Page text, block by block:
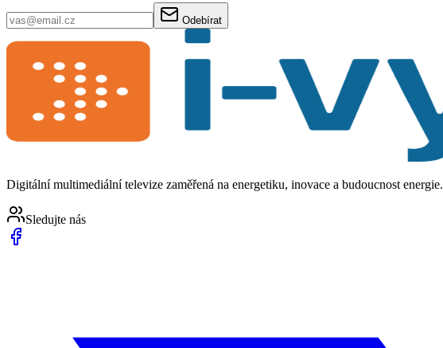
Odebírat
Digitální multimediální televize zaměřená na energetiku, inovace a budoucnost energie.
Sledujte nás